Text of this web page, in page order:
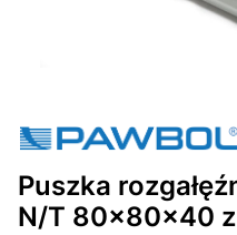
Puszka
N/T 80x80x40 z